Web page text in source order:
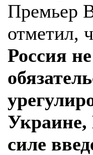
Премьер
отметил,
Россия
Украине,
силе